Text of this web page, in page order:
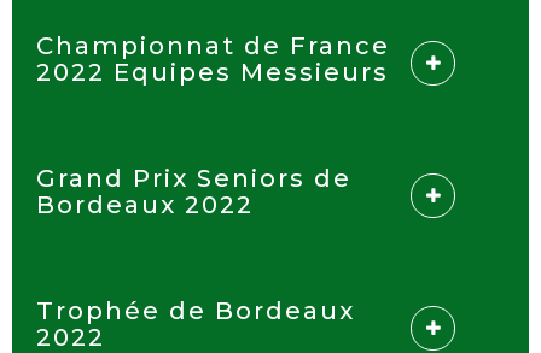
Championnat de France
2022 Equipes Messieurs
Grand Prix Seniors de
Bordeaux 2022
Trophée de Bordeaux
2022